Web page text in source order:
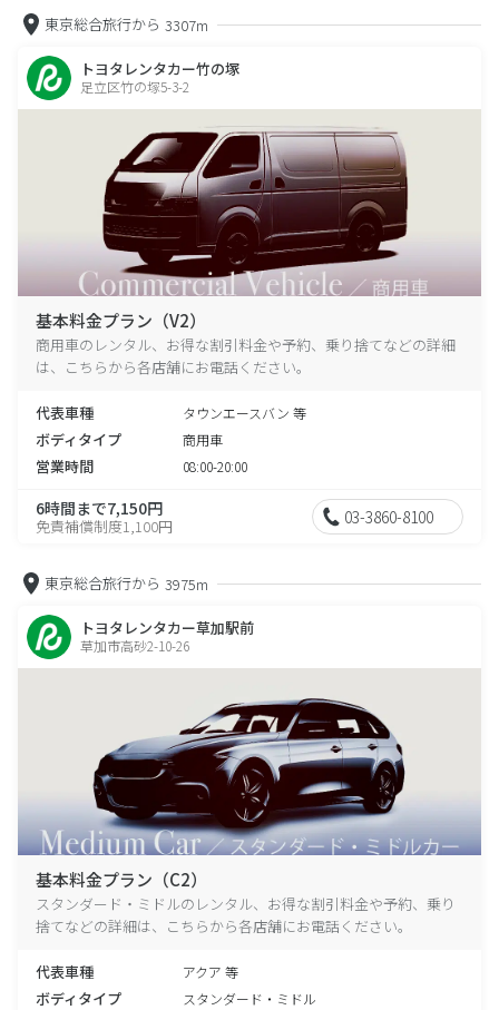
東京総合旅行から 3307m
トヨタレンタカー竹の塚
足立区竹の塚5-3-2
基本料金プラン（V2）
商用車のレンタル、お得な割引料金や予約、乗り捨てなどの詳細
は、こちらから各店舗にお電話ください。
代表車種 タウンエースバン 等
ボディタイプ 商用車
営業時間 08:00-20:00
6時間まで7,150円
免責補償制度1,100円 03-3860-8100
東京総合旅行から 3975m
トヨタレンタカー草加駅前
草加市高砂2-10-26
基本料金プラン（C2）
スタンダード・ミドルのレンタル、お得な割引料金や予約、乗り
捨てなどの詳細は、こちらから各店舗にお電話ください。
代表車種 アクア 等
ボディタイプ スタンダード・ミドル